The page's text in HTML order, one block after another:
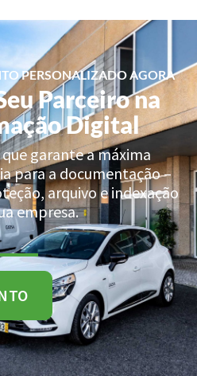
PERSONALIZADO AGORA
Parceiro na
Digital
garante a máxima
para a documentação –
arquivo e indexação
empresa.